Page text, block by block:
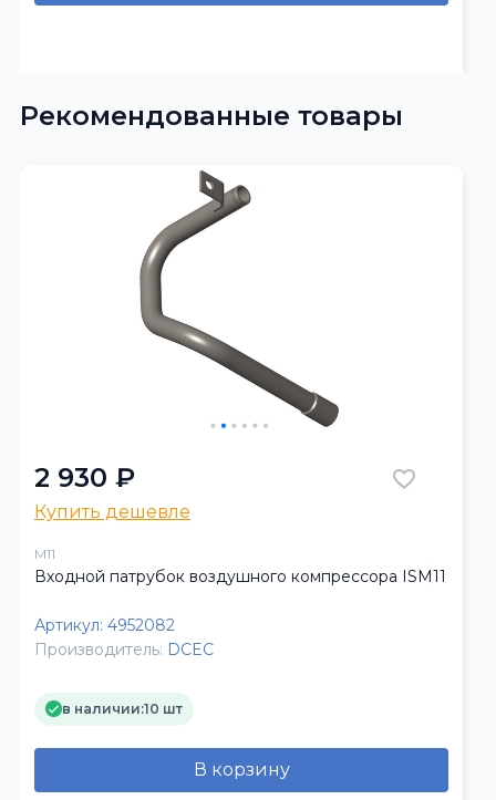
Рекомендованные товары
2 930 ₽
Купить дешевле
M11
Входной патрубок воздушного компрессора ISM11
Артикул: 4952082
Производитель: DCEC
в наличии:10 шт
В корзину